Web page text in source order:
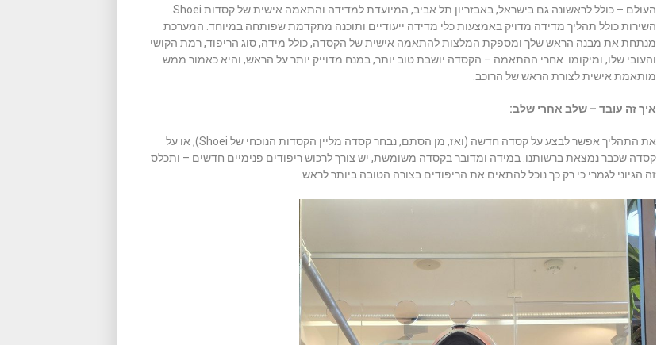
השירות כולל תהליך מדידה מדויק באמצעות כלי מדידה ייעודיים ותוכנה מתקדמת שפותחה במיוחד. המערכת
מנתחת את מבנה הראש שלך ומספקת המלצות להתאמה אישית של הקסדה, כולל מידה, סוג הריפוד, רמת הקושי
והעובי שלו, ומיקומו. אחרי ההתאמה – הקסדה יושבת טוב יותר, במנח מדוייק יותר על הראש, והיא כאמור ממש
מותאמת אישית לצורת הראש של הרוכב.
איך זה עובד – שלב אחרי שלב:
את התהליך אפשר לבצע על קסדה חדשה (ואז, מן הסתם, נבחר קסדה מליין הקסדות הנוכחי של Shoei), או על
קסדה שכבר נמצאת ברשותנו. במידה ומדובר בקסדה משומשת, יש צורך לרכוש ריפודים פנימיים חדשים – ותכלס
זה הגיוני לגמרי כי רק כך נוכל להתאים את הריפודים בצורה הטובה ביותר לראש.